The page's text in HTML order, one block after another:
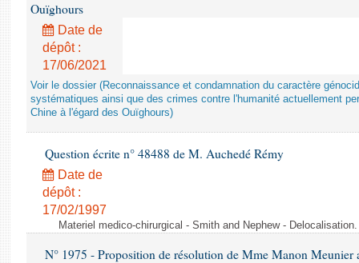
Ouïghours
Date de
dépôt :
17/06/2021
Voir le dossier (Reconnaissance et condamnation du caractère
systématiques ainsi que des crimes contre l'humanité actuellement
Chine à l'égard des Ouïghours)
Question écrite n° 48488 de M. Auchedé Rémy
Date de
dépôt :
17/02/1997
Materiel medico-chirurgical - Smith and Nephew -
N° 1975 - Proposition de résolution de Mme Manon Meunier